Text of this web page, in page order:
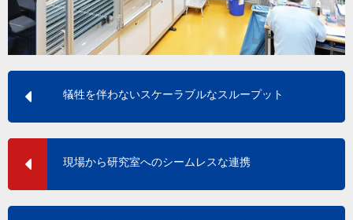
犠牲を伴わないスケーラブルなスループット
現場から研究室へのシームレスな連携